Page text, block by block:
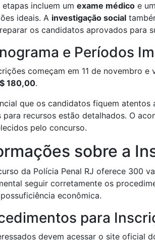
etapas incluem um exame médico e um
ideais. A investigação social
os candidatos aprovados para
e Períodos
começam em 11 de novembro
180,00.
que os candidatos fiquem atentos
para recursos estão detalhados. O
pelo concurso.
sobre a
da Polícia Penal RJ oferece 300
seguir corretamente os
econômica.
para
devem acessar o site oficial